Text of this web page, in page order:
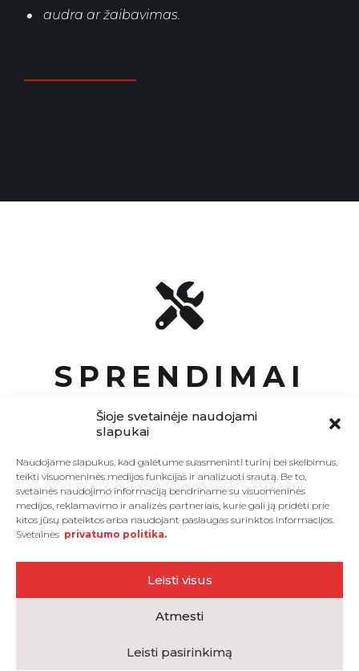
Šioje svetainėje naudojami
slapukai
Naudojame slapukus, kad galėtume suasmeninti turinį bei skelbimus,
teikti visuomeninės medijos funkcijas ir analizuoti srautą. Be to,
svetainės naudojimo informaciją bendriname su visuomeninės
medijos, reklamavimo ir analizės partneriais, kurie gali ją pridėti prie
kitos jūsų pateiktos arba naudojant paslaugas surinktos informacijos.
Svetainės privatumo politika.
Leisti visus
Atmesti
Leisti pasirinkimą
audra ar žaibavimas.

SPRENDIMAI
1. PALEISKITE VALDIKLĮ
IŠ NAUJO
(PERKRAUKITE)
+
2. REGISTRUOTI GEDIMĄ +